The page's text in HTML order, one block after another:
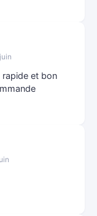
rapide et bon